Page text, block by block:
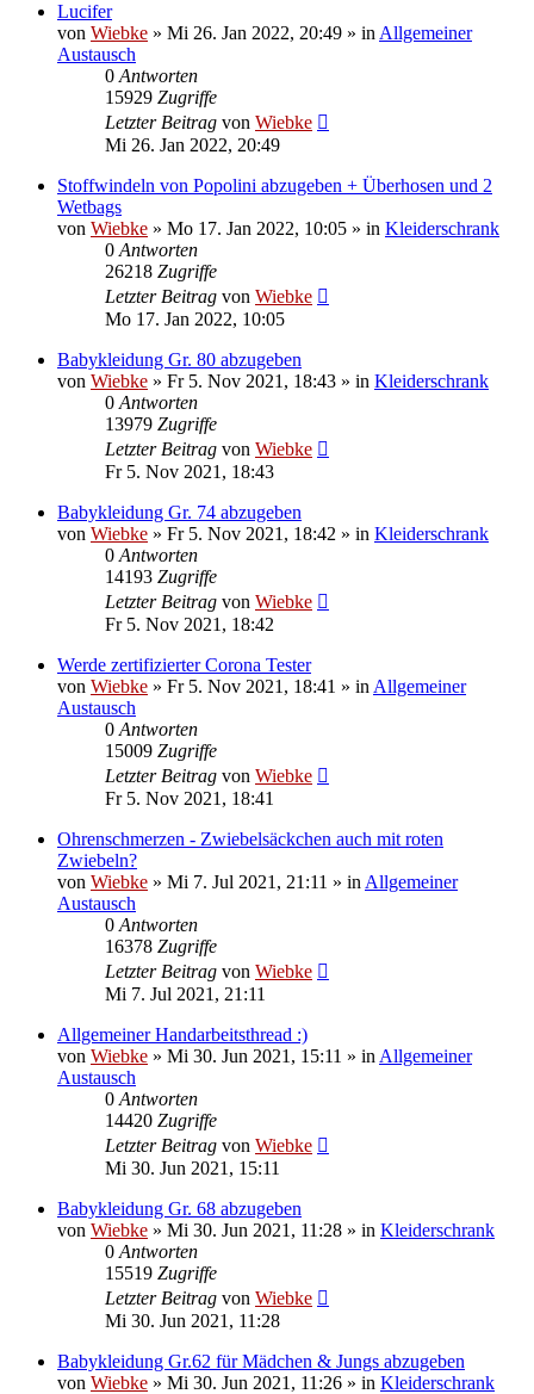
Lucifer
von Wiebke » Mi 26. Jan 2022, 20:49 » inAllgemeiner
Austausch
0Antworten
15929 Zugriffe
Letzter Beitrag von Wiebke
Mi 26. Jan 2022, 20:49
Stoffwindeln von Popolini abzugeben + Überhosen und 2
Wetbags
von Wiebke » Mo 17. Jan 2022, 10:05 » in Kleiderschrank
0Antworten
26218 Zugriffe
Letzter Beitrag von Wiebke
Mo 17. Jan 2022, 10:05
Babykleidung Gr. 80 abzugeben
von Wiebke » Fr 5. Nov 2021, 18:43 » in Kleiderschrank
0Antworten
13979 Zugriffe
Letzter Beitrag von Wiebke
Fr 5. Nov 2021, 18:43
Babykleidung Gr. 74 abzugeben
von Wiebke » Fr 5. Nov 2021, 18:42 » in Kleiderschrank
0Antworten
14193 Zugriffe
Letzter Beitrag von Wiebke
Fr 5. Nov 2021, 18:42
Werde zertifizierter Corona Tester
von Wiebke » Fr 5. Nov 2021, 18:41 » inAllgemeiner
Austausch
0Antworten
15009 Zugriffe
Letzter Beitrag von Wiebke
Fr 5. Nov 2021, 18:41
Ohrenschmerzen - Zwiebelsäckchen auch mit roten
Zwiebeln?
von Wiebke » Mi 7. Jul 2021, 21:11 » inAllgemeiner
Austausch
0Antworten
16378 Zugriffe
Letzter Beitrag von Wiebke
Mi 7. Jul 2021, 21:11
Allgemeiner Handarbeitsthread :)
von Wiebke » Mi 30. Jun 2021, 15:11 » inAllgemeiner
Austausch
0Antworten
14420 Zugriffe
Letzter Beitrag von Wiebke
Mi 30. Jun 2021, 15:11
Babykleidung Gr. 68 abzugeben
von Wiebke » Mi 30. Jun 2021, 11:28 » in Kleiderschrank
0Antworten
15519 Zugriffe
Letzter Beitrag von Wiebke
Mi 30. Jun 2021, 11:28
Babykleidung Gr.62 für Mädchen & Jungs abzugeben
von Wiebke » Mi 30. Jun 2021, 11:26 » in Kleiderschrank